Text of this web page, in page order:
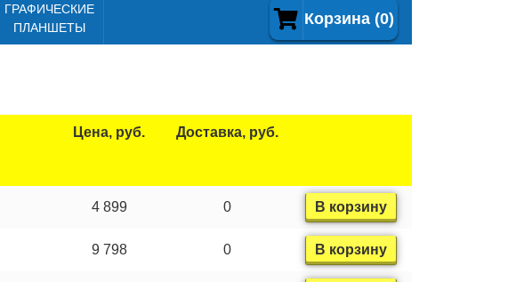
ГРАФИЧЕСКИЕ
ПЛАНШЕТЫ
Корзина (0)
Цена, руб. Доставка, руб.
4 899 0 В корзину
9 798 0 В корзину